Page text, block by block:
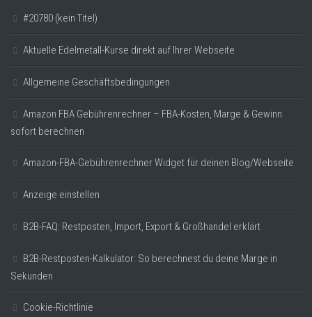
#20780 (kein Titel)
Aktuelle Edelmetall-Kurse direkt auf Ihrer Webseite
Allgemeine Geschäftsbedingungen
Amazon FBA Gebührenrechner – FBA-Kosten, Marge & Gewinn
sofort berechnen
Amazon-FBA-Gebührenrechner Widget für deinen Blog/Webseite
Anzeige einstellen
B2B-FAQ: Restposten, Import, Export & Großhandel erklärt
B2B-Restposten-Kalkulator: So berechnest du deine Marge in
Sekunden
Cookie-Richtlinie